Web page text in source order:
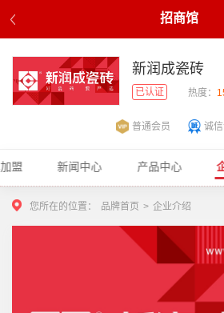
招商馆
新润成瓷砖
已认证 热度：
普通会员 诚
盟 新闻中心 产品中心
您所在的位置： 品牌首页 > 企业介绍